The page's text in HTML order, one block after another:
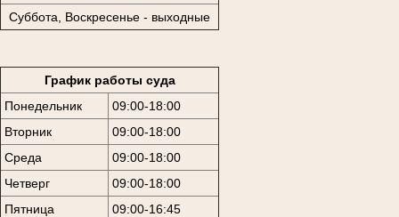
Суббота, Воскресенье - выходные
График работы суда
Понедельник
09:00-18:00
Вторник
09:00-18:00
Среда
09:00-18:00
Четверг
09:00-18:00
Пятница
09:00-16:45